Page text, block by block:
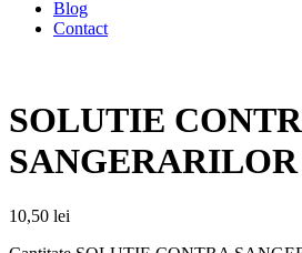
Blog
Contact
SOLUTIE
10,50 lei